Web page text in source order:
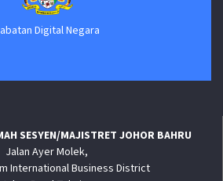
Digital Negara
SESYEN/MAJISTRET JOHOR BAHRU
Jalan Ayer Molek,
International Business District